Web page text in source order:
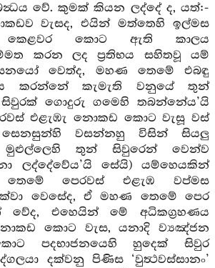
වේ. කුමක් කියන ලද්දේ ද, යත්:-
වැසද, එයින් මත්තෙහි ඉල්මස
කෙළවර කොට ඇති කාලය
කරන ලද ප්‍රතිභය සහිතවූ යම්
වෙත්ද, මහණ තෙමේ එබඳු
කරන්නේ කැමැති වනුයේ තුන්
සිවුරක් ගොදුරු ගමෙහි තබන්නේය’යි
එළැඹැ නොකඩ කොට වැසූ වස්
වසන්නහු විසින් සියලු
මුළුල්ලෙහි තුන් සිවුරෙන් වෙන්ව
ලද්දේවේය’යි සේයි) යම්හෙයකින්
පෙරවස් එළැඹ වප්මස
වෙසේද, ඒ මහණ තෙමේ පෙර
එහෙයින් මේ අධිකග්‍රහණය
කොට වැස, යනාදි ව්‍යඤ්ජන
පදභාජනයෙහි හුදෙක් සිවුර
දක්වනු පිණිස ‘වුත්‍ථවස්සානං’